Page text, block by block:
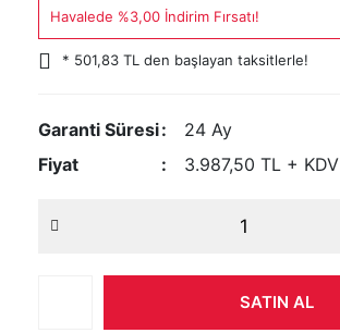
Havalede %3,00 İndirim Fırsatı!
* 501,83 TL den başlayan taksitlerle!
Garanti Süresi
24 Ay
Fiyat
3.987,50 TL + KDV
SATIN AL